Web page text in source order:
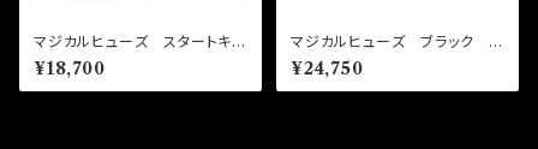
マジカルヒューズ スタートキッ
ト ローレル C35 キセノ
ン MFN041 17個
¥18,700
マジカルヒューズ ブラック ス
タートキット ティアナ J32
MFNB296 15個
¥24,750